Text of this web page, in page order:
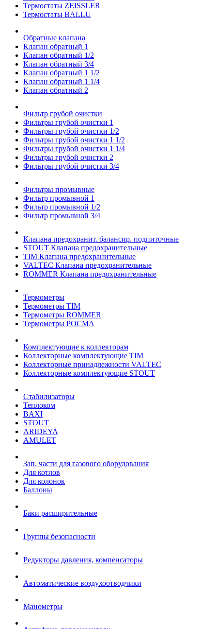
Термостаты ZEISSLER
Термостаты BALLU
Обратные клапана
Клапан обратный 1
Клапан обратный 1/2
Клапан обратный 3/4
Клапан обратный 1 1/2
Клапан обратный 1 1/4
Клапан обратный 2
Фильтр грубой очистки
Фильтры грубой очистки 1
Фильтры грубой очистки 1/2
Фильтры грубой очистки 1 1/2
Фильтры грубой очистки 1 1/4
Фильтры грубой очистки 2
Фильтры грубой очистки 3/4
Фильтры промывные
Фильтр промывной 1
Фильтр промывной 1/2
Фильтр промывной 3/4
Клапана предохранит. балансир. подпиточные
STOUT Клапана предохранительные
TIM Клапана предохранительные
VALTEC Клапана предохранительные
ROMMER Клапана предохранительные
Термометры
Термометры TIM
Термометры ROMMER
Термометры РОСМА
Комплектующие к коллекторам
Коллекторные комплектующие TIM
Коллекторные принадлежности VALTEC
Коллекторные комплектующие STOUT
Стабилизаторы
Теплоком
BAXI
STOUT
ARIDEYA
AMULET
Зап. части для газового оборудования
Для котлов
Для колонок
Баллоны
Баки расширительные
Группы безопасности
Редукторы давления, компенсаторы
Автоматические воздухоотводчики
Манометры